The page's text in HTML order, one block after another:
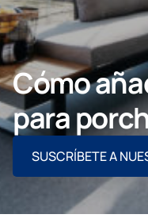
Profesionales
Grupo Lumon
Contacto
PIDE
Cómo
para
SUSCRÍBETE A